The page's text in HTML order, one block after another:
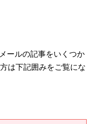
ールの記事をいくつか
は下記囲みをご覧にな